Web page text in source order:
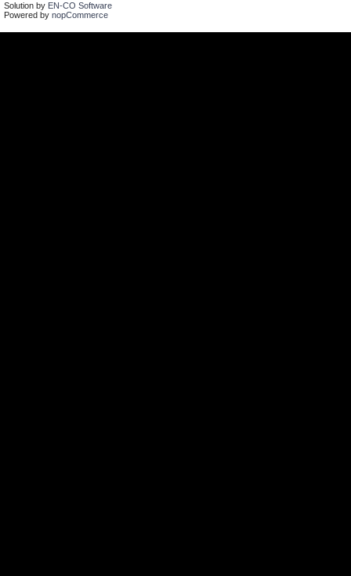
Solution by EN-CO Software
Powered by nopCommerce